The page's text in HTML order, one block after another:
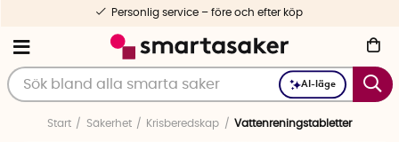
AI-läge
Personlig service – före och efter köp
Start Säkerhet Krisberedskap Vattenreningstabletter